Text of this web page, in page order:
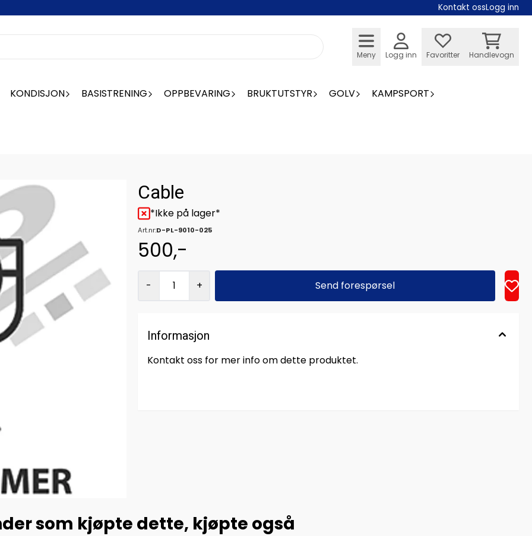
Kontakt ossLogg inn
Meny Logg inn Favoritter Handlevogn
KONDISJON BASISTRENING OPPBEVARING BRUKTUTSTYR GOLV KAMPSPORT
Cable
*Ikke på lager*
Art.nr:D-PL-9010-025
500,-
- + Send forespørsel
Informasjon
Kontakt oss for mer info om dette produktet.
som kjøpte dette, kjøpte også